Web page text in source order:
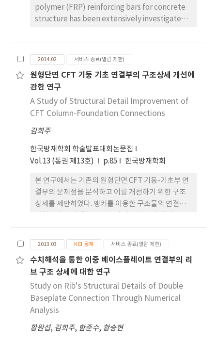
polymer (FRP) reinforcing bars for concrete
structure has been extensively investigated
available. However, major shortcomings of
the existing FRP bars are its high initial cost
and low elastic modulus compared to
conventional steel bars. Because of these
reasons, KICT in Korea have developed the
FRP Hybrid Bar which have the concept of
material hybridization for concrete
waterfront concrete structures. In this study,
for the discussing the applicability of FRP
Hybrid Bar to real concrete structures, life
bridge and discussed considering various
kinds of maintenance cases.
2014.02 서비스 종료(열람 제한)
원형단면 CFT 기둥 기초 연결부의 구조상세 개선에
관한 연구
A Study of Structural Detail Improvement of
CFT Column-Foundation Connections
김희주
한국방재학회 학술발표대회논문집
Vol.13 (통권 제13호)
p.85 한국방재학회
본 연구에서는 기존의 원형단면 CFT 기둥-기초부 연
결부의 문제점을 분석하고 이를 개선하기 위한 구조
상세를 제안하였다. 앵커를 이용한 구조물의 연결은
레이트를 설치하게 된다. 기초부 설계시 앵커의 연결
성능을 향상시키기 위하여 앵커프레임을 설치하게 되
는데 이는 설계시 구조물의 구조상세가 복잡해지게
되며 시공 규모 또한 증가하게 된다. 또한 상부의 하중
이 커짐에 따라 연결부의 앵커배치가 2열,3열로 증가
하여 기초부와 콘크리트의 연결상세가 복잡해지고 경
제적인 설계의 어려움이 있다. 이러한 기초부의 과도
한 설계를 개선하기 위하여 새로운 구조상세에 대한
대한 구조상세를 개선하기 위하여 기존에 사용된 앵
2013.03 KCI 등재 서비스 종료(열람 제한)
수치해석을 통한 이중 베이스플레이트 연결부의 리
브 구조 상세에 대한 연구
Study on Rib's Structural Details of Double
Baseplate Connection Through Numerical
Analysis
황원섭, 김희주, 함준수, 황승현